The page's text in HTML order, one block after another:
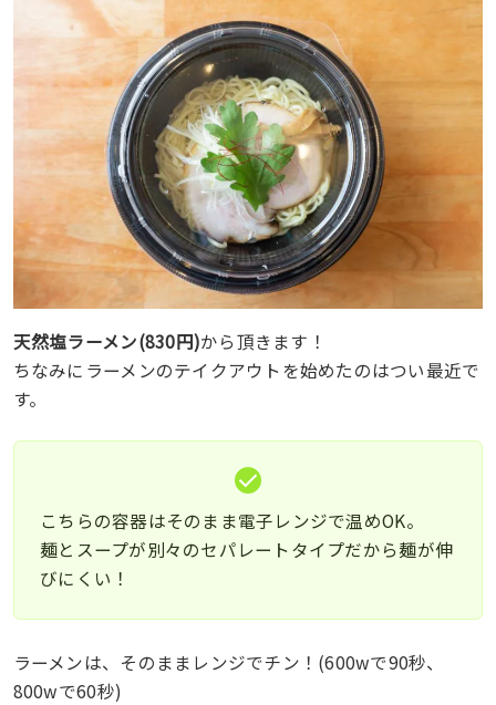
天然塩ラーメン(830円)から頂きます！
ちなみにラーメンのテイクアウトを始めたのはつい最近で
す。
こちらの容器はそのまま電子レンジで温めOK。
麺とスープが別々のセパレートタイプだから麺が伸
びにくい！
ラーメンは、そのままレンジでチン！(600wで90秒、
800wで60秒)